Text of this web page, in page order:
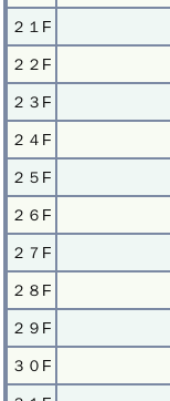
２１F
２２F
２３F
２４F
２５F
２６F
２７F
２８F
２９F
３０F